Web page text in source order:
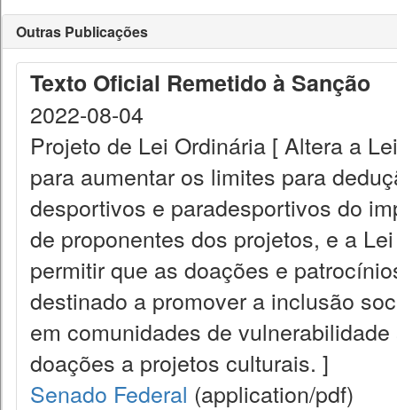
Outras Publicações
Texto Oficial Remetido à Sanção
2022-08-04
Projeto de Lei Ordinária [ Altera a
para aumentar os limites para
desportivos e paradesportivos do
de proponentes dos projetos, e a
permitir que as doações e
destinado a promover a inclusão
em comunidades de
doações a projetos culturais. ]
Senado Federal (application/pdf)